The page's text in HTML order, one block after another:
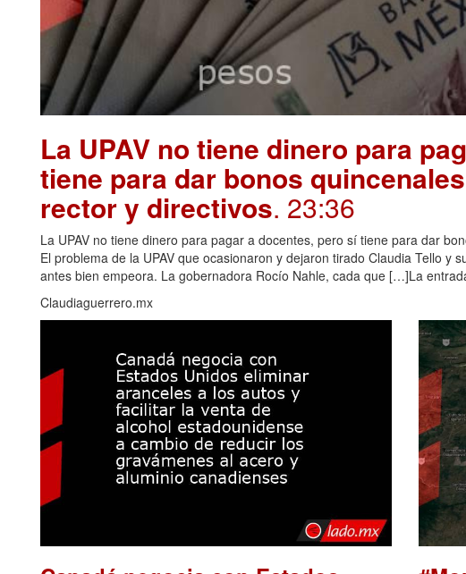
La UPAV no tiene dinero para
tiene para dar bonos
rector y directivos. 23:36
La UPAV no tiene dinero para pagar a docentes, pero sí tiene para dar
El problema de la UPAV que ocasionaron y dejaron tirado Claudia Tello y
antes bien empeora. La gobernadora Rocío Nahle, cada que […]La
Claudiaguerrero.mx